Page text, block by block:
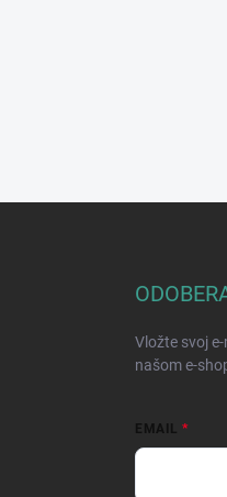
Vložte svoj
našom e-
EMAIL